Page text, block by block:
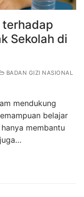
terhadap
Sekolah di
BADAN GIZI NASIONAL
mendukung
belajar
membantu